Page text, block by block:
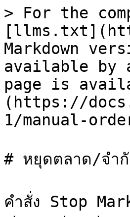
> For the
Markdown
available by
page is
(https://
1/manual-
# หยุดตลาด/จำ
คำสั่ง Stop